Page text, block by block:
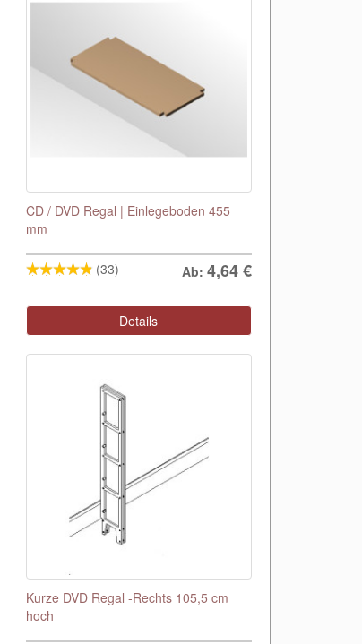
CD / DVD Regal | Einlegeboden 455
mm
(33) Ab: 4,64€
Details
Kurze DVD Regal -Rechts 105,5 cm
hoch